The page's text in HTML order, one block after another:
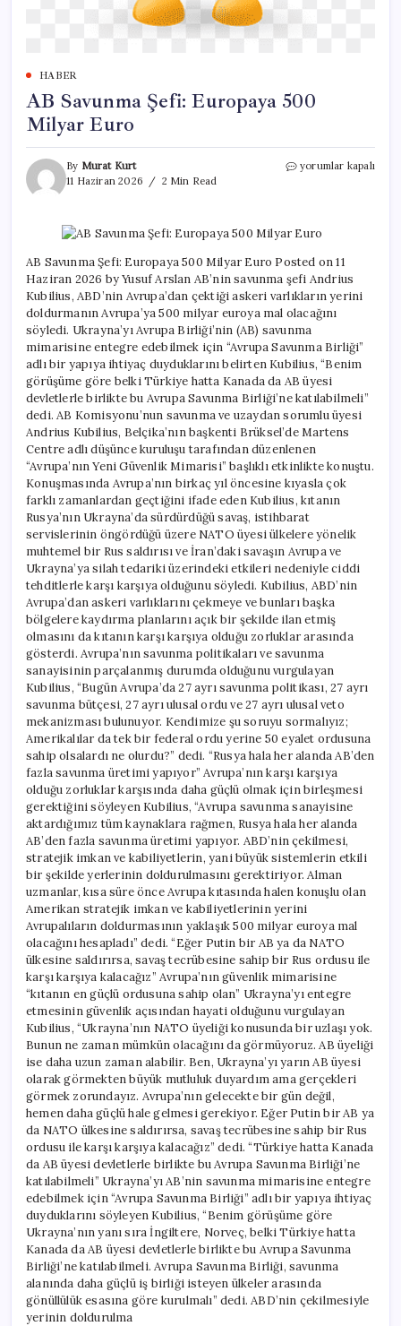
HABER
AB Savunma Şefi: Europaya 500
Milyar Euro
By Murat Kurt
11 Haziran 2026
2 Min Read
AB
Milyar
Euro
için
yorumlar kapalı
AB Savunma Şefi: Europaya 500 Milyar Euro Posted on 11
Haziran 2026 by Yusuf Arslan AB’nin savunma şefi Andrius
Kubilius, ABD’nin Avrupa’dan çektiği askeri varlıkların yerini
doldurmanın Avrupa’ya 500 milyar euroya mal olacağını
söyledi. Ukrayna’yı Avrupa Birliği’nin (AB) savunma
mimarisine entegre edebilmek için “Avrupa Savunma Birliği”
adlı bir yapıya ihtiyaç duyduklarını belirten Kubilius, “Benim
görüşüme göre belki Türkiye hatta Kanada da AB üyesi
devletlerle birlikte bu Avrupa Savunma Birliği’ne katılabilmeli”
dedi. AB Komisyonu’nun savunma ve uzaydan sorumlu üyesi
Andrius Kubilius, Belçika’nın başkenti Brüksel’de Martens
Centre adlı düşünce kuruluşu tarafından düzenlenen
“Avrupa’nın Yeni Güvenlik Mimarisi” başlıklı etkinlikte konuştu.
Konuşmasında Avrupa’nın birkaç yıl öncesine kıyasla çok
farklı zamanlardan geçtiğini ifade eden Kubilius, kıtanın
Rusya’nın Ukrayna’da sürdürdüğü savaş, istihbarat
servislerinin öngördüğü üzere NATO üyesi ülkelere yönelik
muhtemel bir Rus saldırısı ve İran’daki savaşın Avrupa ve
Ukrayna’ya silah tedariki üzerindeki etkileri nedeniyle ciddi
tehditlerle karşı karşıya olduğunu söyledi. Kubilius, ABD’nin
Avrupa’dan askeri varlıklarını çekmeye ve bunları başka
bölgelere kaydırma planlarını açık bir şekilde ilan etmiş
olmasını da kıtanın karşı karşıya olduğu zorluklar arasında
gösterdi. Avrupa’nın savunma politikaları ve savunma
sanayisinin parçalanmış durumda olduğunu vurgulayan
Kubilius, “Bugün Avrupa’da 27 ayrı savunma politikası, 27 ayrı
savunma bütçesi, 27 ayrı ulusal ordu ve 27 ayrı ulusal veto
mekanizması bulunuyor. Kendimize şu soruyu sormalıyız;
Amerikalılar da tek bir federal ordu yerine 50 eyalet ordusuna
sahip olsalardı ne olurdu?” dedi. “Rusya hala her alanda AB’den
fazla savunma üretimi yapıyor” Avrupa’nın karşı karşıya
olduğu zorluklar karşısında daha güçlü olmak için birleşmesi
gerektiğini söyleyen Kubilius, “Avrupa savunma sanayisine
aktardığımız tüm kaynaklara rağmen, Rusya hala her alanda
AB’den fazla savunma üretimi yapıyor. ABD’nin çekilmesi,
stratejik imkan ve kabiliyetlerin, yani büyük sistemlerin etkili
bir şekilde yerlerinin doldurulmasını gerektiriyor. Alman
uzmanlar, kısa süre önce Avrupa kıtasında halen konuşlu olan
Amerikan stratejik imkan ve kabiliyetlerinin yerini
Avrupalıların doldurmasının yaklaşık 500 milyar euroya mal
olacağını hesapladı” dedi. “Eğer Putin bir AB ya da NATO
ülkesine saldırırsa, savaş tecrübesine sahip bir Rus ordusu ile
karşı karşıya kalacağız” Avrupa’nın güvenlik mimarisine
“kıtanın en güçlü ordusuna sahip olan” Ukrayna’yı entegre
etmesinin güvenlik açısından hayati olduğunu vurgulayan
Kubilius, “Ukrayna’nın NATO üyeliği konusunda bir uzlaşı yok.
Bunun ne zaman mümkün olacağını da görmüyoruz. AB üyeliği
ise daha uzun zaman alabilir. Ben, Ukrayna’yı yarın AB üyesi
olarak görmekten büyük mutluluk duyardım ama gerçekleri
görmek zorundayız. Avrupa’nın gelecekte bir gün değil,
hemen daha güçlü hale gelmesi gerekiyor. Eğer Putin bir AB ya
da NATO ülkesine saldırırsa, savaş tecrübesine sahip bir Rus
ordusu ile karşı karşıya kalacağız” dedi. “Türkiye hatta Kanada
da AB üyesi devletlerle birlikte bu Avrupa Savunma Birliği’ne
katılabilmeli” Ukrayna’yı AB’nin savunma mimarisine entegre
edebilmek için “Avrupa Savunma Birliği” adlı bir yapıya ihtiyaç
duyduklarını söyleyen Kubilius, “Benim görüşüme göre
Ukrayna’nın yanı sıra İngiltere, Norveç, belki Türkiye hatta
Kanada da AB üyesi devletlerle birlikte bu Avrupa Savunma
Birliği’ne katılabilmeli. Avrupa Savunma Birliği, savunma
alanında daha güçlü iş birliği isteyen ülkeler arasında
gönüllülük esasına göre kurulmalı” dedi. ABD’nin çekilmesiyle
yerinin doldurulma